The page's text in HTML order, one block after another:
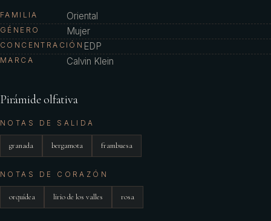
FAMILIA Oriental
GÉNERO Mujer
CONCENTRACIÓN EDP
MARCA Calvin Klein
Pirámide olfativa
NOTAS DE SALIDA
granada bergamota frambuesa
NOTAS DE CORAZÓN
orquídea lirio de los valles rosa